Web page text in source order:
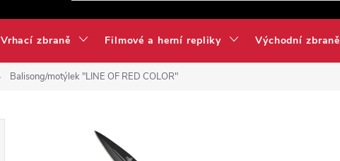
Vrhací zbraně Filmové a herní repliky Východní zbraně
Balisong/motýlek "LINE OF RED COLOR"